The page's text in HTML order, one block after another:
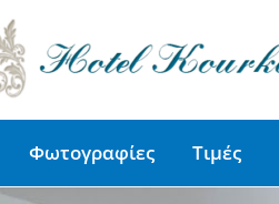
Φωτογραφίες Τιμές